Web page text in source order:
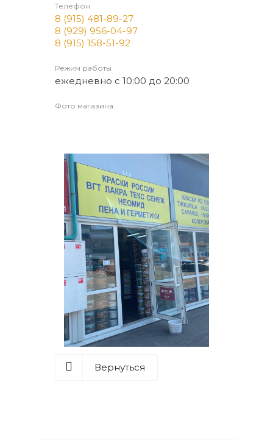
Телефон
8 (915) 481-89-27
8 (929) 956-04-97
8 (915) 158-51-92
Режим работы
ежедневно с 10:00 до 20:00
Фото магазина
Вернуться